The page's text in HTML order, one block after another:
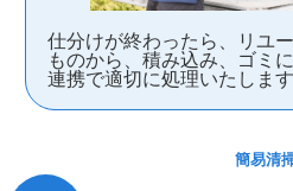
仕分けが終わったら、リユ
ものから、積み込み、ゴミ
連携で適切に処理いたします
簡易清